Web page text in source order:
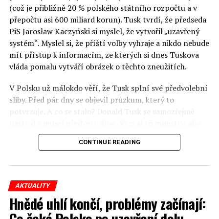
panelů, prezentací, workshopů a speciálních akcí.
Budou diskutovány klíčové otázky vlivu umělé
inteligence ve společnosti, ale i v sektoru veřejných a
komerčních služeb. Budou se diskutovat problémy a
výzvy, kterým bude muset trh čelit tváří v tvář zásadním
technologickým změnám. Účastníci fóra také zváží, do
technologií umělé inteligence v mnoha oblastech života
umožní Evropské unii obnovit konkurenceschopnost ve
vztahu ke globálním ekonomikám a nutnosti zajistit
(což je přibližně 20 % polského státního rozpočtu a v
přepočtu asi 600 miliard korun). Tusk tvrdí, že předseda
PiS Jarosław Kaczyński si myslel, že vytvořil „uzavřený
systém“. Myslel si, že příští volby vyhraje a nikdo nebude
mít přístup k informacím, ze kterých si dnes Tuskova
vláda pomalu vytváří obrázek o těchto zneužitích.
V Polsku už málokdo věří, že Tusk splní své předvolební
sliby. Před pár dny se objevil průzkum, který to
potvrzuje. A co se stalo? Donald Tusk se samozřejmě
před kamerami podepsali dohodu o stíhání členů PiS, a
ti poslušně ono divadlo předvedli. Andrzej Domański
„koordinace činností jimi podřízených služeb
zaměřených na odhalování, zajišťování a vymáhání
majetku dlužného státní pokladně“.
CONTINUE READING
AKTUALITY
Hnědé uhlí končí, problémy začínají: